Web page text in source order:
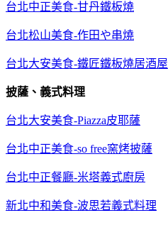
台北中正美食-甘丹鐵板燒
台北松山美食-作田や串燒
台北大安美食-鐵匠鐵板燒居酒屋
披薩、義式料理
台北大安美食-Piazza皮耶薩
台北中正美食-so free窯烤披薩
台北中正餐廳-米塔義式廚房
新北中和美食-波思若義式料理